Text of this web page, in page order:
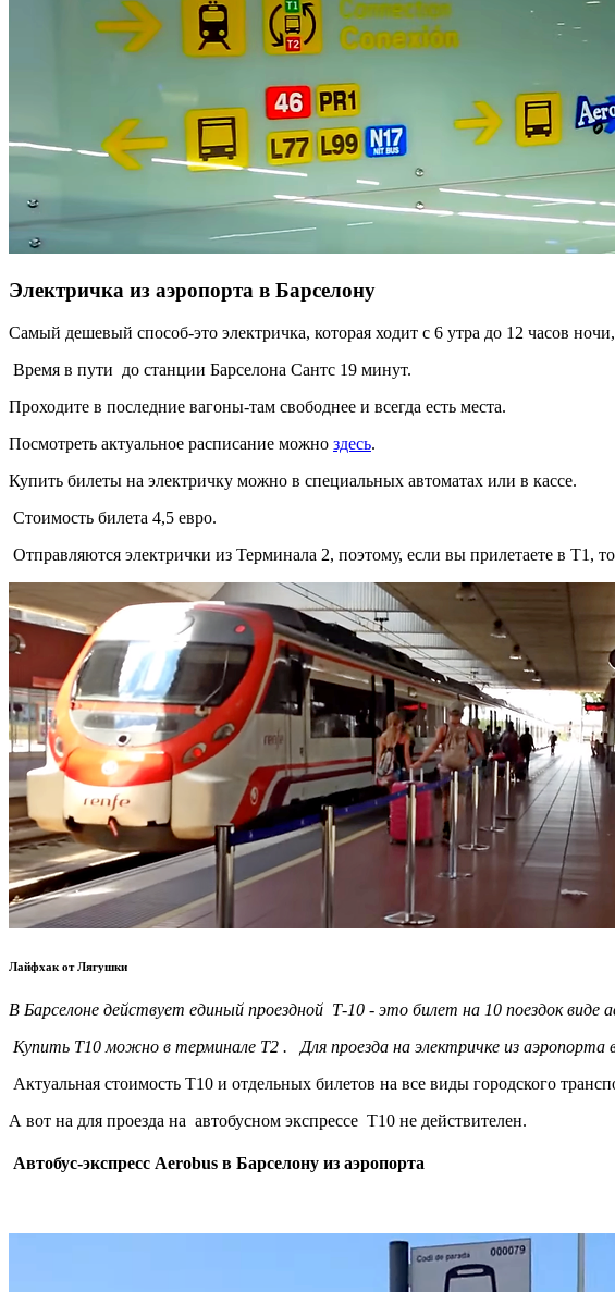
Электричка из аэропорта в Барселону
Самый дешевый способ-это электричка, которая ходит с 6 утра до 12 часов
Время в пути до станции Барселона Сантс 19 минут.
Проходите в последние вагоны-там свободнее и всегда есть места.​
Посмотреть актуальное расписание можно здесь.
Купить билеты на электричку можно в специальных автоматах или в кассе.
Стоимость билета 4,5 евро.
Отправляются электрички из Терминала 2, поэтому, если вы прилетаете в Т1,
Лайфхак от Лягушки
В Барселоне действует единый проездной Т-10 - это билет на 10 поездок виде
Купить Т10 можно в терминале Т2 . Для проезда на электричке из аэропорта
Актуальная стоимость Т10 и отдельных билетов на все виды городского
А вот на для проезда на автобусном экспрессе Т10 не действителен.
Автобус-экспресс Aerobus в Барселону из аэропорта